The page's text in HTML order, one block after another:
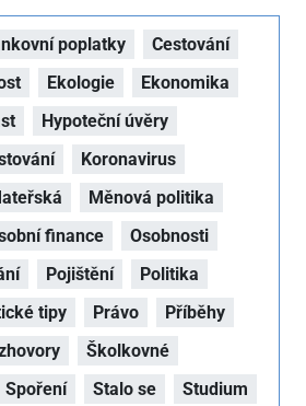
poplatky
Cestování
Ekologie
Ekonomika
Hypoteční úvěry
Koronavirus
Měnová politika
finance
Osobnosti
Pojištění
Politika
tipy Právo
Příběhy
Školkovné
Spoření Stalo se
Studium